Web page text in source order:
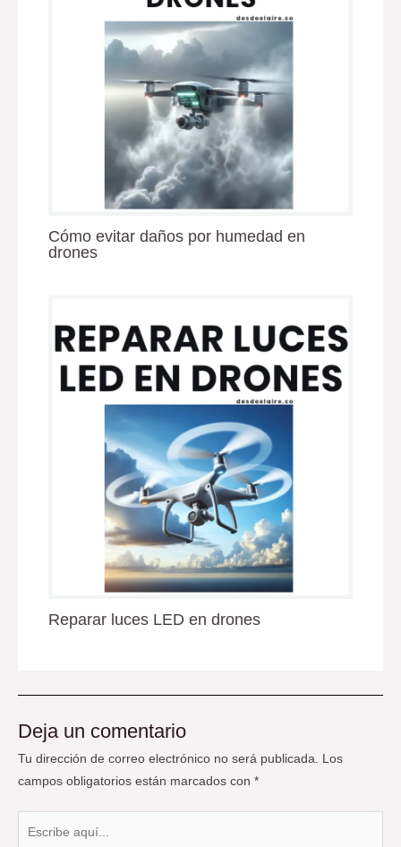
Cómo evitar daños por humedad en
drones
Reparar luces LED en drones
Deja un comentario
Tu dirección de correo electrónico no será publicada.
Los
campos obligatorios están marcados con *